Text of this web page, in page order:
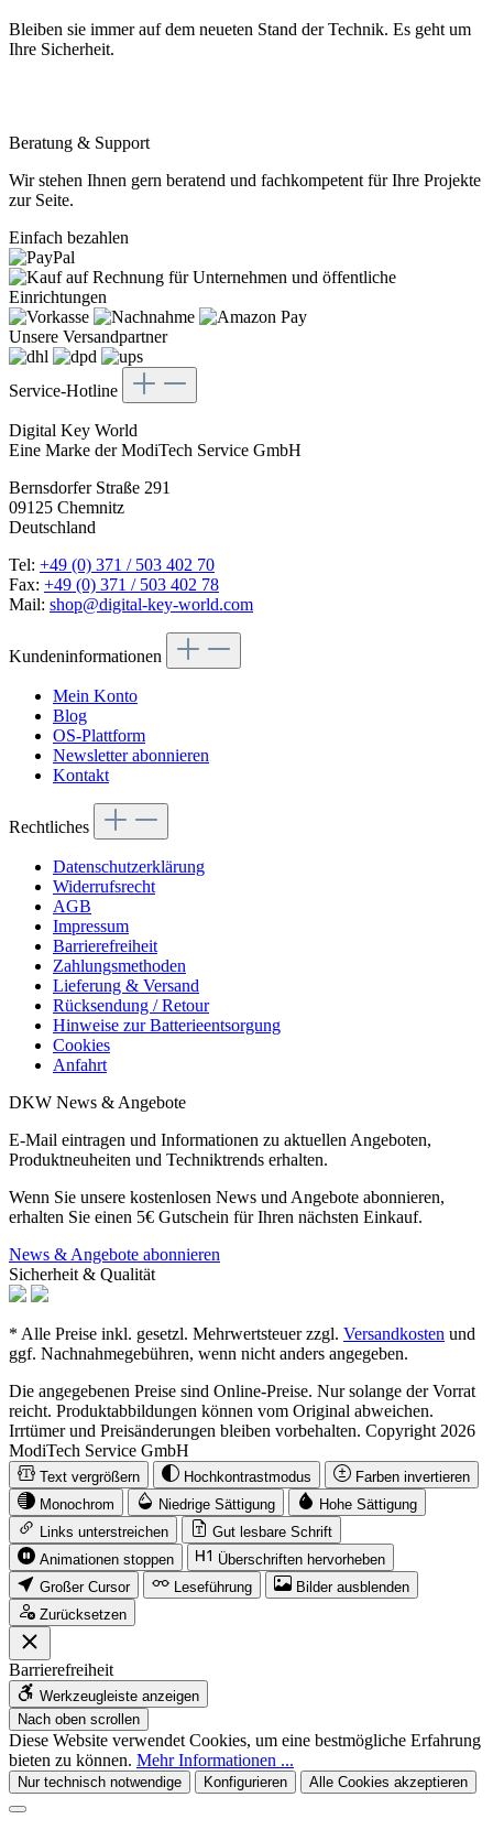
Bleiben sie immer auf dem neueten Stand der Technik. Es geht um
Ihre Sicherheit.
Beratung & Support
Wir stehen Ihnen gern beratend und fachkompetent für Ihre Projekte
zur Seite.
Einfach bezahlen
Unsere Versandpartner
Service-Hotline
Digital Key World
Eine Marke der ModiTech Service GmbH
Bernsdorfer Straße 291
09125 Chemnitz
Deutschland
Tel: +49 (0) 371 / 503 402 70
Fax: +49 (0) 371 / 503 402 78
Mail: shop@digital-key-world.com
Kundeninformationen
Mein Konto
Blog
OS-Plattform
Newsletter abonnieren
Kontakt
Rechtliches
Datenschutzerklärung
Widerrufsrecht
AGB
Impressum
Barrierefreiheit
Zahlungsmethoden
Lieferung & Versand
Rücksendung / Retour
Hinweise zur Batterieentsorgung
Cookies
Anfahrt
DKW News & Angebote
E-Mail eintragen und Informationen zu aktuellen Angeboten,
Produktneuheiten und Techniktrends erhalten.
Wenn Sie unsere kostenlosen News und Angebote abonnieren,
erhalten Sie einen 5€ Gutschein für Ihren nächsten Einkauf.
News & Angebote abonnieren
Sicherheit & Qualität
* Alle Preise inkl. gesetzl. Mehrwertsteuer zzgl. Versandkosten und
ggf. Nachnahmegebühren, wenn nicht anders angegeben.
Die angegebenen Preise sind Online-Preise. Nur solange der Vorrat
reicht. Produktabbildungen können vom Original abweichen.
Irrtümer und Preisänderungen bleiben vorbehalten. Copyright 2026
ModiTech Service GmbH
Text vergrößern Hochkontrastmodus
Farben invertieren
Monochrom
Niedrige Sättigung
Hohe Sättigung
Links unterstreichen
Gut lesbare Schrift
Animationen stoppen
Überschriften hervorheben
Großer Cursor
Leseführung
Bilder ausblenden
Zurücksetzen
Barrierefreiheit
Werkzeugleiste anzeigen
Nach oben scrollen
Diese Website verwendet Cookies, um eine bestmögliche Erfahrung
bieten zu können. Mehr Informationen ...
Nur technisch notwendige Konfigurieren Alle Cookies akzeptieren